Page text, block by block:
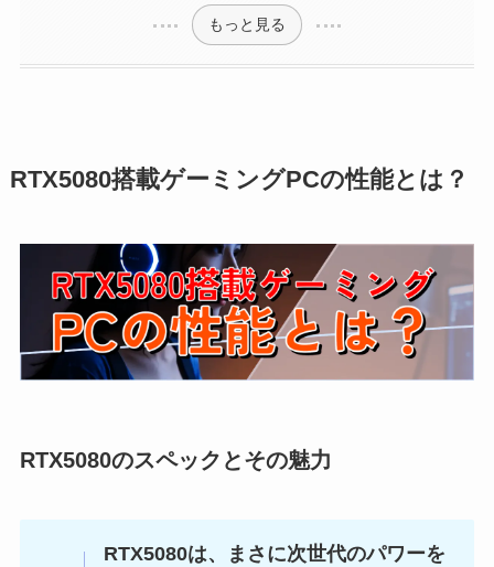
もっと見る
RTX5080搭載ゲーミングPCの性能とは？
RTX5080のスペックとその魅力
RTX5080は、まさに次世代のパワーを